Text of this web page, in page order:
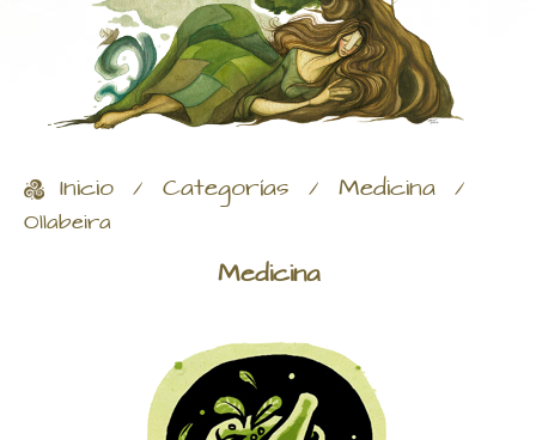
Inicio / Categorías / Medicina /
Ollabeira
Medicina